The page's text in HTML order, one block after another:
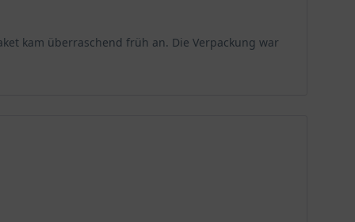
kam überraschend früh an. Die Verpackung war